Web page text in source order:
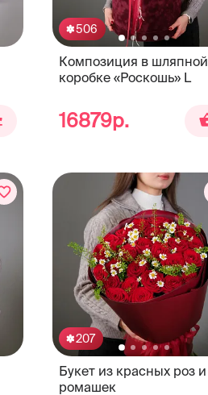
506
Композиция в шляпной
коробке «Роскошь» L
16879р.
207
Букет из красных роз и
ромашек